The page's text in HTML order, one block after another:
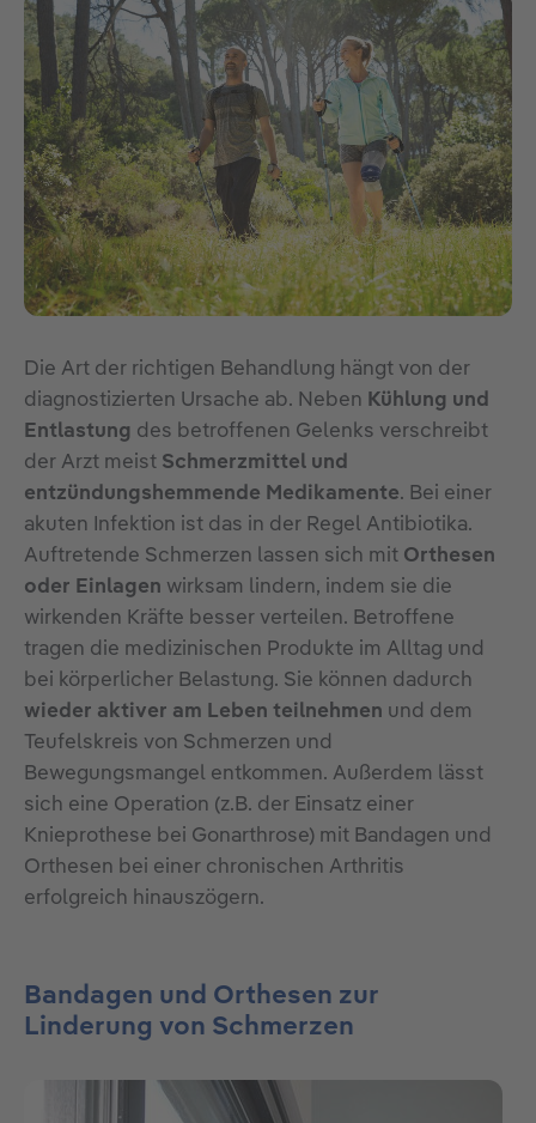
Die Art der richtigen Behandlung hängt von der
diagnostizierten Ursache ab. Neben Kühlung und
Entlastung des betroffenen Gelenks verschreibt
der Arzt meist Schmerzmittel und
entzündungshemmende Medikamente. Bei einer
akuten Infektion ist das in der Regel Antibiotika.
Auftretende Schmerzen lassen sich mit Orthesen
oder Einlagen wirksam lindern, indem sie die
wirkenden Kräfte besser verteilen. Betroffene
tragen die medizinischen Produkte im Alltag und
bei körperlicher Belastung. Sie können dadurch
wieder aktiver am Leben teilnehmen und dem
Teufelskreis von Schmerzen und
Bewegungsmangel entkommen. Außerdem lässt
sich eine Operation (z.B. der Einsatz einer
Knieprothese bei Gonarthrose) mit Bandagen und
Orthesen bei einer chronischen Arthritis
erfolgreich hinauszögern.
Bandagen und Orthesen zur
Linderung von Schmerzen